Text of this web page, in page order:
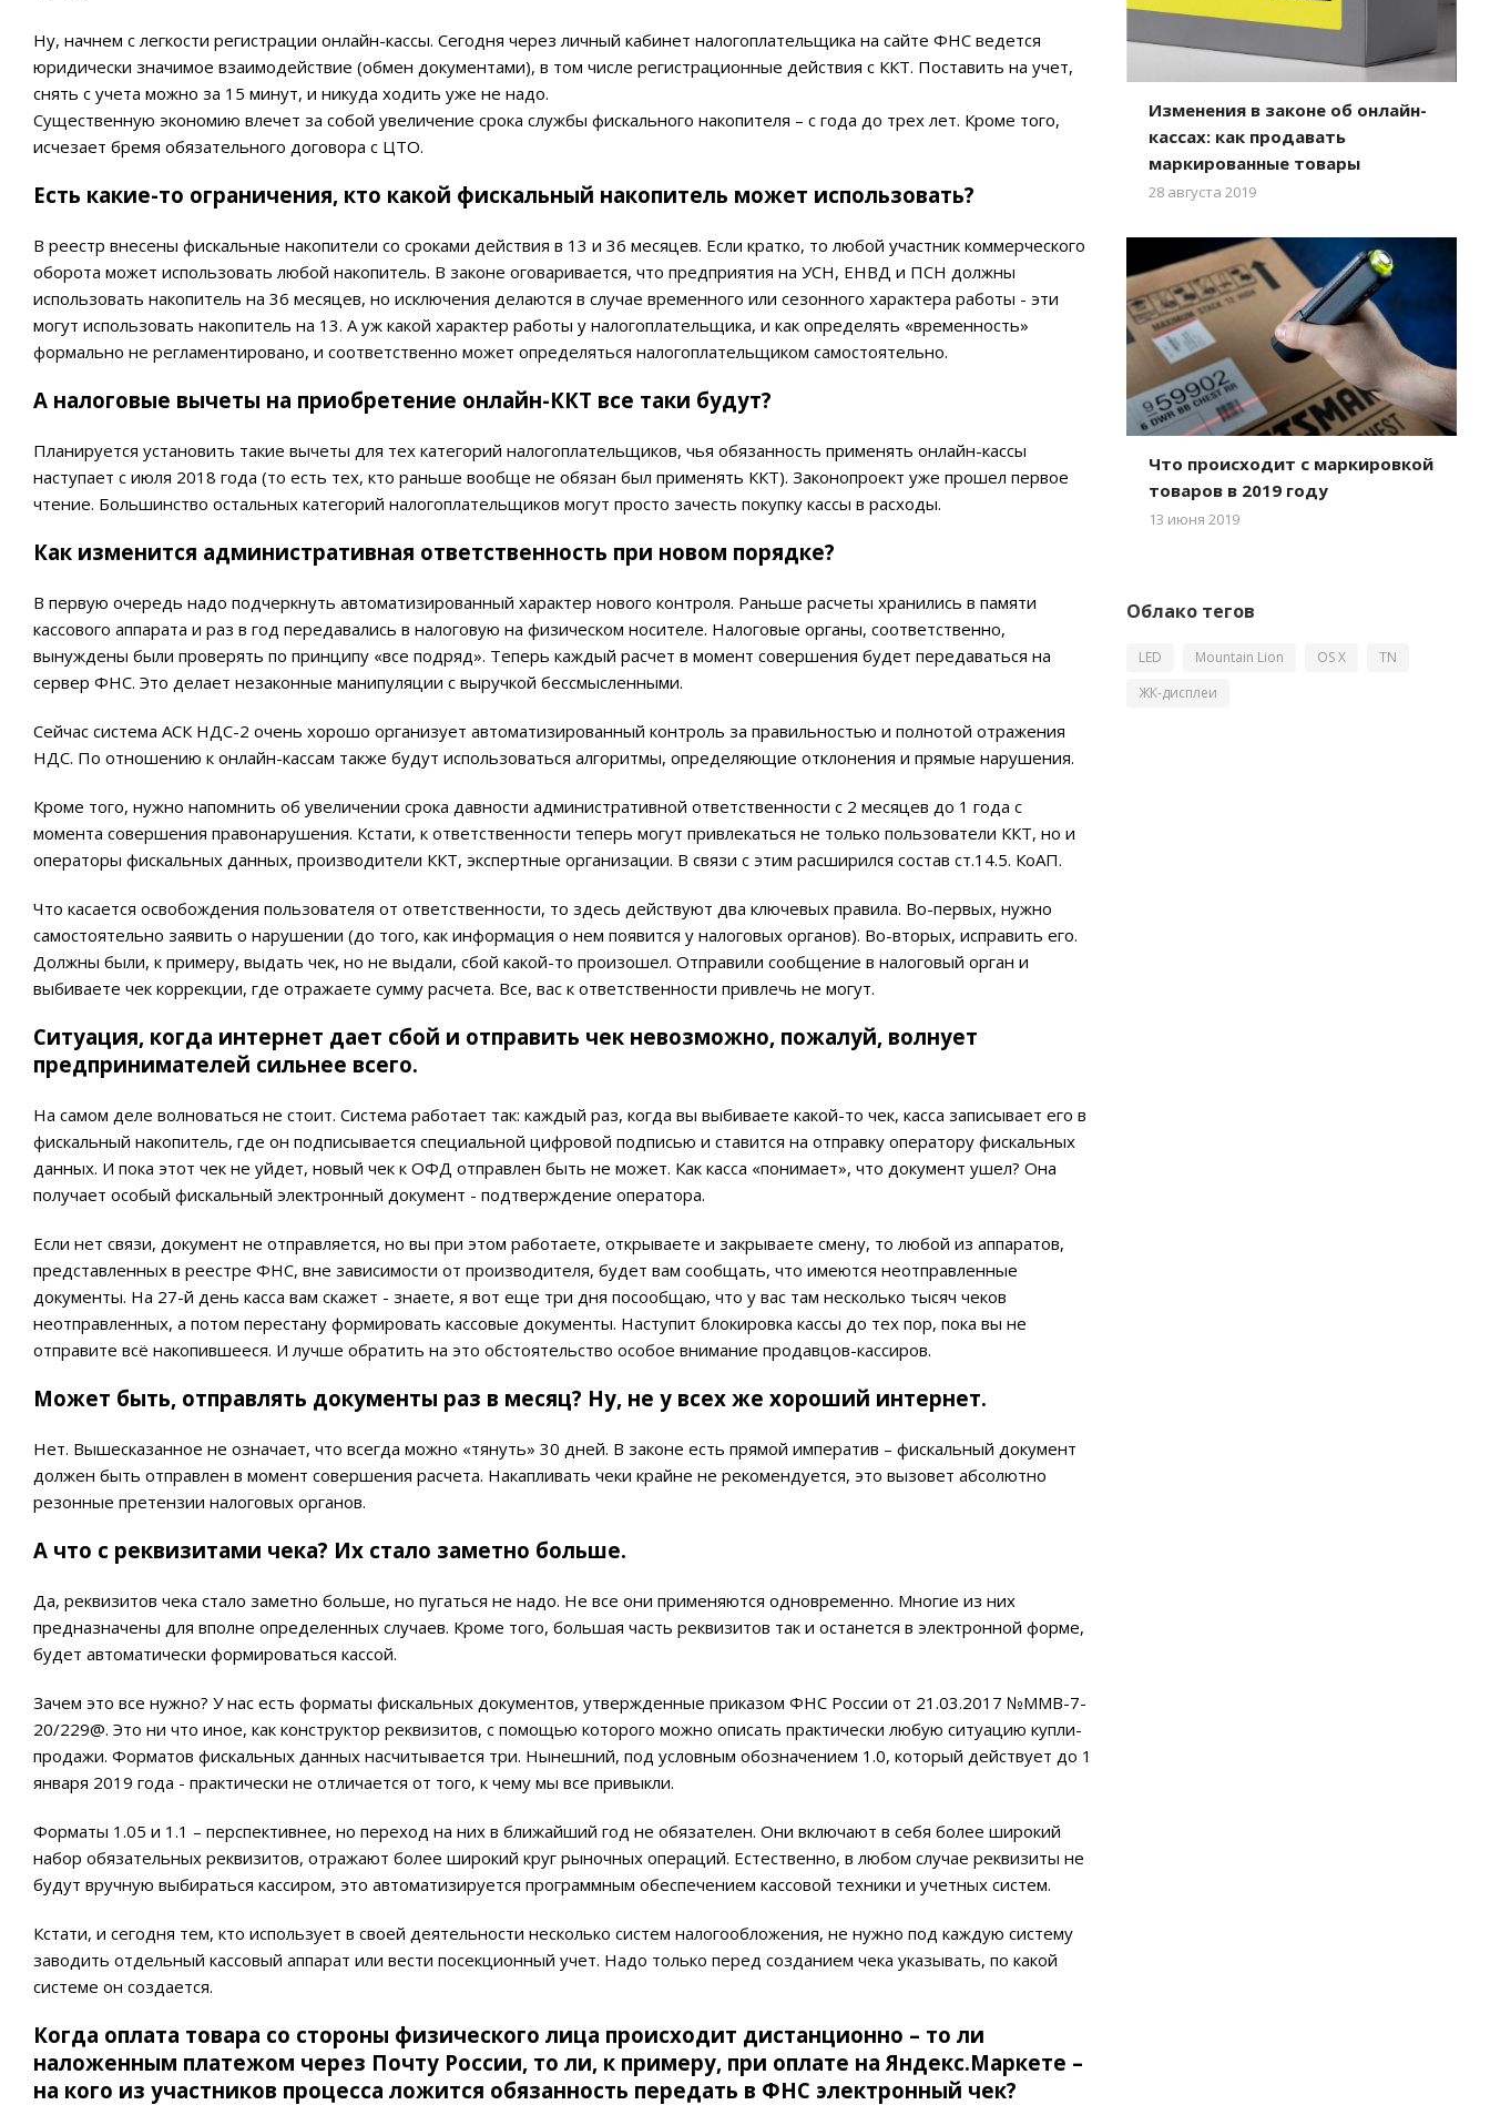
Ну, начнем с легкости регистрации онлайн-кассы. Сегодня через личный кабинет налогоплательщика на сайте ФНС ведется
юридически значимое взаимодействие (обмен документами), в том числе регистрационные действия с ККТ. Поставить на учет,
снять с учета можно за 15 минут, и никуда ходить уже не надо.
Существенную экономию влечет за собой увеличение срока службы фискального накопителя – с года до трех лет. Кроме того,
исчезает бремя обязательного договора с ЦТО.
Есть какие-то ограничения, кто какой фискальный накопитель может использовать?
В реестр внесены фискальные накопители со сроками действия в 13 и 36 месяцев. Если кратко, то любой участник коммерческого
оборота может использовать любой накопитель. В законе оговаривается, что предприятия на УСН, ЕНВД и ПСН должны
использовать накопитель на 36 месяцев, но исключения делаются в случае временного или сезонного характера работы - эти
могут использовать накопитель на 13. А уж какой характер работы у налогоплательщика, и как определять «временность»
формально не регламентировано, и соответственно может определяться налогоплательщиком самостоятельно.
А налоговые вычеты на приобретение онлайн-ККТ все таки будут?
Планируется установить такие вычеты для тех категорий налогоплательщиков, чья обязанность применять онлайн-кассы
наступает с июля 2018 года (то есть тех, кто раньше вообще не обязан был применять ККТ). Законопроект уже прошел первое
чтение. Большинство остальных категорий налогоплательщиков могут просто зачесть покупку кассы в расходы.
Как изменится административная ответственность при новом порядке?
В первую очередь надо подчеркнуть автоматизированный характер нового контроля. Раньше расчеты хранились в памяти
кассового аппарата и раз в год передавались в налоговую на физическом носителе. Налоговые органы, соответственно,
вынуждены были проверять по принципу «все подряд». Теперь каждый расчет в момент совершения будет передаваться на
сервер ФНС. Это делает незаконные манипуляции с выручкой бессмысленными.
Сейчас система АСК НДС-2 очень хорошо организует автоматизированный контроль за правильностью и полнотой отражения
НДС. По отношению к онлайн-кассам также будут использоваться алгоритмы, определяющие отклонения и прямые нарушения.
Кроме того, нужно напомнить об увеличении срока давности административной ответственности с 2 месяцев до 1 года с
момента совершения правонарушения. Кстати, к ответственности теперь могут привлекаться не только пользователи ККТ, но и
операторы фискальных данных, производители ККТ, экспертные организации. В связи с этим расширился состав ст.14.5. КоАП.
Что касается освобождения пользователя от ответственности, то здесь действуют два ключевых правила. Во-первых, нужно
самостоятельно заявить о нарушении (до того, как информация о нем появится у налоговых органов). Во-вторых, исправить его.
Должны были, к примеру, выдать чек, но не выдали, сбой какой-то произошел. Отправили сообщение в налоговый орган и
выбиваете чек коррекции, где отражаете сумму расчета. Все, вас к ответственности привлечь не могут.
Ситуация, когда интернет дает сбой и отправить чек невозможно, пожалуй, волнует
предпринимателей сильнее всего.
На самом деле волноваться не стоит. Система работает так: каждый раз, когда вы выбиваете какой-то чек, касса записывает его в
фискальный накопитель, где он подписывается специальной цифровой подписью и ставится на отправку оператору фискальных
данных. И пока этот чек не уйдет, новый чек к ОФД отправлен быть не может. Как касса «понимает», что документ ушел? Она
получает особый фискальный электронный документ - подтверждение оператора.
Если нет связи, документ не отправляется, но вы при этом работаете, открываете и закрываете смену, то любой из аппаратов,
представленных в реестре ФНС, вне зависимости от производителя, будет вам сообщать, что имеются неотправленные
документы. На 27-й день касса вам скажет - знаете, я вот еще три дня посообщаю, что у вас там несколько тысяч чеков
неотправленных, а потом перестану формировать кассовые документы. Наступит блокировка кассы до тех пор, пока вы не
отправите всё накопившееся. И лучше обратить на это обстоятельство особое внимание продавцов-кассиров.
Может быть, отправлять документы раз в месяц? Ну, не у всех же хороший интернет.
Нет. Вышесказанное не означает, что всегда можно «тянуть» 30 дней. В законе есть прямой императив – фискальный документ
должен быть отправлен в момент совершения расчета. Накапливать чеки крайне не рекомендуется, это вызовет абсолютно
резонные претензии налоговых органов.
А что с реквизитами чека? Их стало заметно больше.
Да, реквизитов чека стало заметно больше, но пугаться не надо. Не все они применяются одновременно. Многие из них
предназначены для вполне определенных случаев. Кроме того, большая часть реквизитов так и останется в электронной форме,
будет автоматически формироваться кассой.
Зачем это все нужно? У нас есть форматы фискальных документов, утвержденные приказом ФНС России от 21.03.2017 №ММВ-7-
20/229@. Это ни что иное, как конструктор реквизитов, с помощью которого можно описать практически любую ситуацию купли-
продажи. Форматов фискальных данных насчитывается три. Нынешний, под условным обозначением 1.0, который действует до 1
января 2019 года - практически не отличается от того, к чему мы все привыкли.
Форматы 1.05 и 1.1 – перспективнее, но переход на них в ближайший год не обязателен. Они включают в себя более широкий
набор обязательных реквизитов, отражают более широкий круг рыночных операций. Естественно, в любом случае реквизиты не
будут вручную выбираться кассиром, это автоматизируется программным обеспечением кассовой техники и учетных систем.
Кстати, и сегодня тем, кто использует в своей деятельности несколько систем налогообложения, не нужно под каждую систему
заводить отдельный кассовый аппарат или вести посекционный учет. Надо только перед созданием чека указывать, по какой
системе он создается.
Когда оплата товара со стороны физического лица происходит дистанционно – то ли
наложенным платежом через Почту России, то ли, к примеру, при оплате на Яндекс.Маркете –
на кого из участников процесса ложится обязанность передать в ФНС электронный чек?
Изменения в законе об онлайн-
кассах: как продавать
маркированные товары
28 августа 2019
Что происходит с маркировкой
товаров в 2019 году
13 июня 2019
Облако тегов
LED Mountain Lion OS X
TN
ЖК-дисплеи